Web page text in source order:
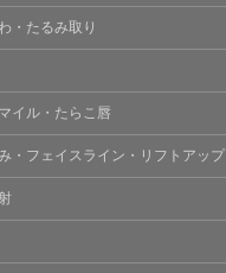
・たるみ取り
イル・たらこ唇
・フェイスライン・リフトアップ